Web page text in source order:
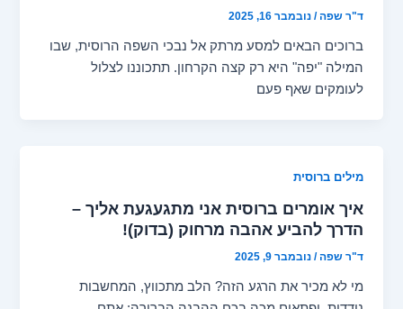
ד"ר שפה/נובמבר 16, 2025
ברוכים הבאים למסע מרתק אל נבכי השפה הרוסית, שבו
המילה "יפה" היא רק קצה הקרחון. תתכוננו לצלול
לעומקים שאף פעם
מילים ברוסית
איך אומרים ברוסית אני מתגעגעת אליך –
הדרך להביע אהבה מרחוק (בדוק)!
ד"ר שפה/נובמבר 9, 2025
מי לא מכיר את הרגע הזה? הלב מתכווץ, המחשבות